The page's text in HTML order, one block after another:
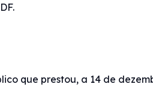
que prestou, a 14 de